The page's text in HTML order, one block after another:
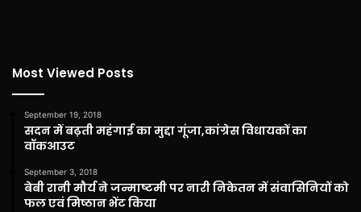
Most Viewed Posts
September 19, 2018
सदन में बढ़ती महंगाई का मुद्दा गूंजा,कांग्रेस विधायकों का
वॉकआउट
September 3, 2018
बेबी रानी मौर्य ने जन्माष्टमी पर नारी निकेतन में संवासिनियों को
फल एवं मिष्ठान भेंट किया